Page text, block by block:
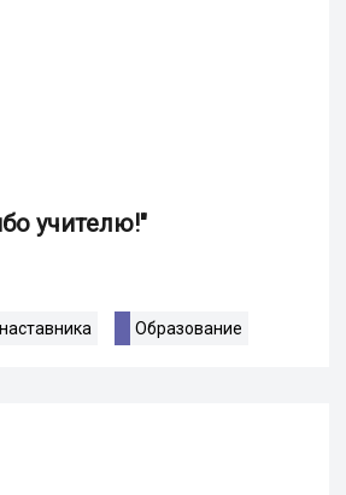
учителю!"
Образование